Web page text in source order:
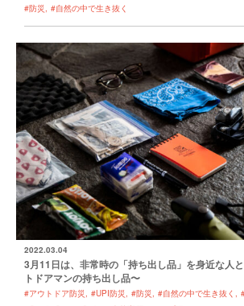
#防災
#自然の中で生き抜く
2022.03.04
3月11日は、非常時の「持ち出し品」を身近な人
トドアマンの持ち出し品〜
#アウトドア防災 #UPI防災 #防災 #自然の中で生き抜く